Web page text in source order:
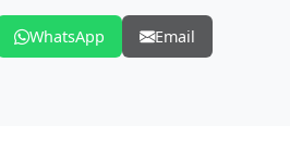
WhatsApp Email